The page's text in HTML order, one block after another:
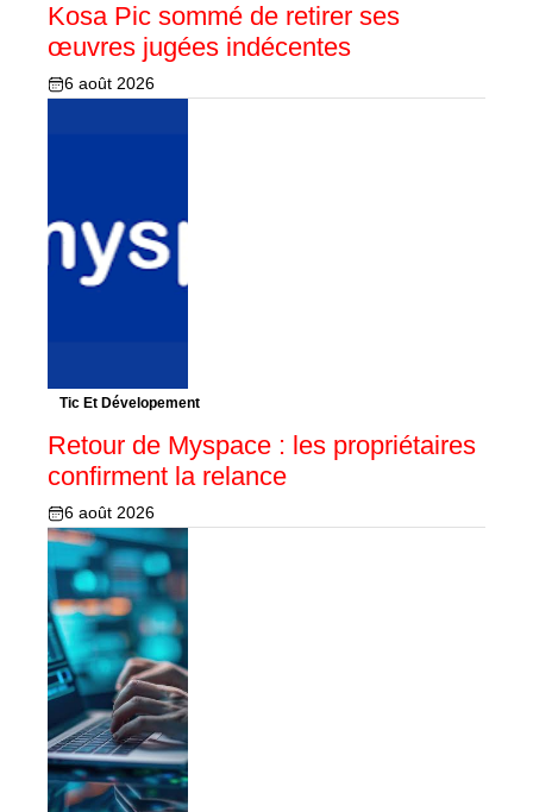
Kosa Pic sommé de retirer ses
œuvres jugées indécentes
6 août 2026
Tic Et Dévelopement
Retour de Myspace : les propriétaires
confirment la relance
6 août 2026